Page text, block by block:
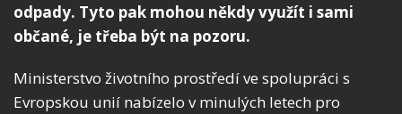
odpady. Tyto pak mohou někdy využít i sami
občané, je třeba být na pozoru.
Ministerstvo životního prostředí ve spolupráci s
Evropskou unií nabízelo v minulých letech pro